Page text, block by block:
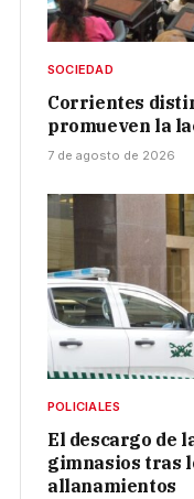
SOCIEDAD
Corrientes
promueven la
7 de agosto de 2026
POLICIALES
El descargo de
gimnasios tras
allanamientos